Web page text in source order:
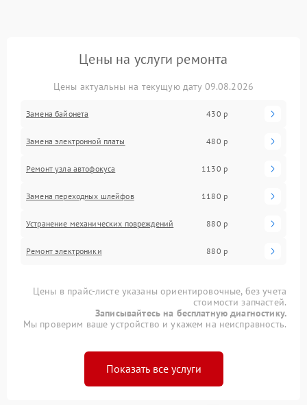
Цены на услуги ремонта
Цены актуальны на текущую дату 09.08.2026
Замена байонета 430 р
Замена электронной платы 480 р
Ремонт узла автофокуса 1130 р
Замена переходных шлейфов 1180 р
Устранение механических повреждений 880 р
Ремонт электроники 880 р
Цены в прайс-листе указаны ориентировочные, без учета
стоимости запчастей.
Записывайтесь на бесплатную диагностику.
Мы проверим ваше устройство и укажем на неисправность.
Показать все услуги